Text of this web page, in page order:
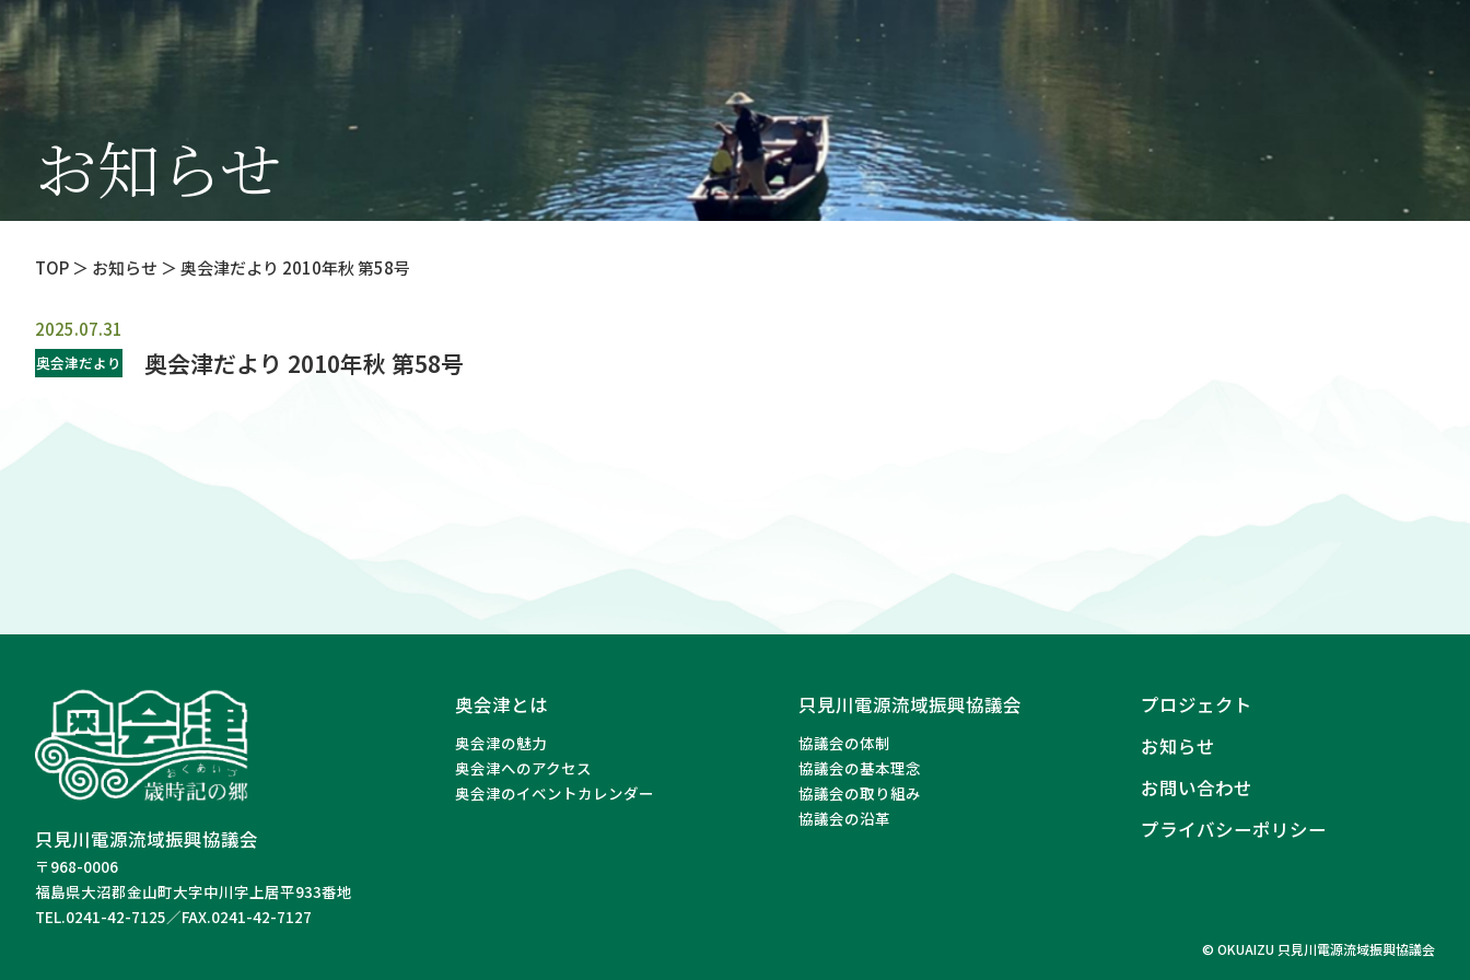
お知らせ
TOP ＞ お知らせ ＞ 奥会津だより 2010年秋 第58号
2025.07.31
奥会津だより 奥会津だより 2010年秋 第58号
只見川電源流域振興協議会
〒968-0006
福島県大沼郡金山町大字中川字上居平933番地
TEL.0241-42-7125／FAX.0241-42-7127
奥会津とは
奥会津の魅力
奥会津へのアクセス
奥会津のイベントカレンダー
只見川電源流域振興協議会
協議会の体制
協議会の基本理念
協議会の取り組み
協議会の沿革
プロジェクト
お知らせ
お問い合わせ
プライバシーポリシー
© OKUAIZU 只見川電源流域振興協議会